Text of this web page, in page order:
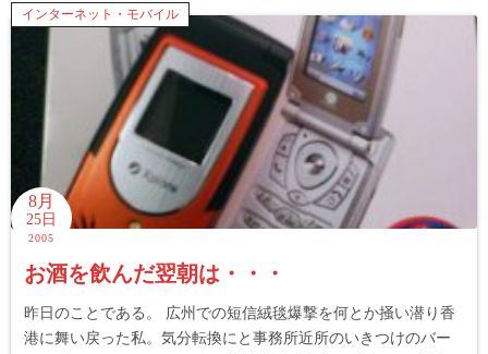
インターネット・モバイル
8月
25日
2005
お酒を飲んだ翌朝は・・・
昨日のことである。 広州での短信絨毯爆撃を何とか掻い潜り香
港に舞い戻った私。気分転換にと事務所近所のいきつけのバー